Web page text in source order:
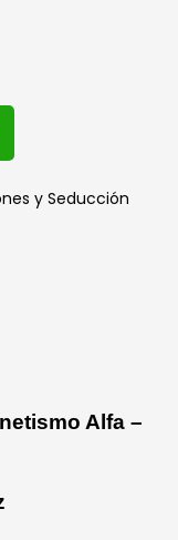
e
y Seducción
Alfa –